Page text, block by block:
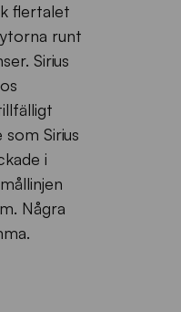
flertalet
runt
Sirius
Sirius
i
Några